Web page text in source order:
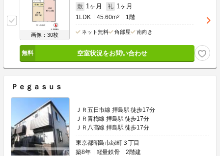
画像：30枚
敷 1ヶ月 礼 1ヶ月
1LDK 45.60m2 1階
ネット無料 角部屋 南向き
空室状況をお問い合わせ
Ｐｅｇａｓｕｓ
ＪＲ五日市線 拝島駅 徒歩17分
ＪＲ青梅線 拝島駅 徒歩17分
ＪＲ八高線 拝島駅 徒歩17分
東京都昭島市緑町３丁目
築8年
軽量鉄骨 2階建